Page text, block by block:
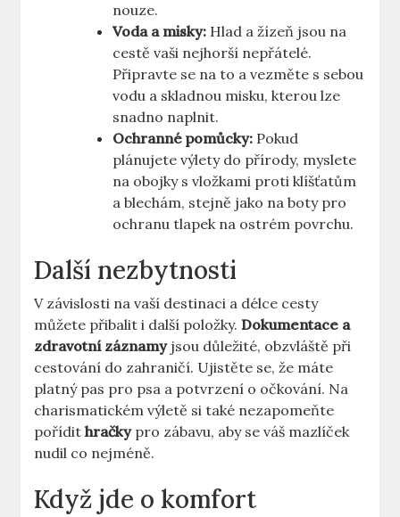
nouze.
Voda a misky: Hlad a žízeň jsou na
cestě vaši nejhorší nepřátelé.
Připravte se na to a vezměte s sebou
vodu a skladnou misku, kterou lze
snadno naplnit.
Ochranné pomůcky: Pokud
plánujete výlety do přírody, myslete
na obojky s vložkami proti klíšťatům
a blechám, stejně jako na boty pro
ochranu tlapek na ostrém povrchu.
Další nezbytnosti
V závislosti na vaší destinaci a délce cesty
můžete přibalit i další položky.Dokumentace a
zdravotní záznamyjsou důležité, obzvláště při
cestování do zahraničí. Ujistěte se, že máte
platný pas pro psa a potvrzení o očkování. Na
charismatickém výletě si také nezapomeňte
pořídithračkypro zábavu, aby se váš mazlíček
nudil co nejméně.
Když jde o komfort